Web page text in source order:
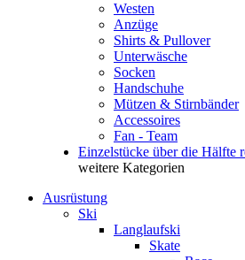
Westen
Anzüge
Shirts & Pullover
Unterwäsche
Socken
Handschuhe
Mützen & Stirnbänder
Accessoires
Fan - Team
Einzelstücke über die Hälfte
weitere Kategorien
Ausrüstung
Ski
Langlaufski
Skate